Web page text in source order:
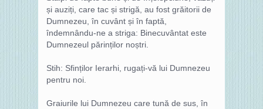
și auziți, care tac și strigă, au fost grăitorii de
Dumnezeu, în cuvânt și în faptă,
îndemnându-ne a striga: Binecuvântat este
Dumnezeul părinților noștri.
Stih: Sfinților Ierarhi, rugați-vă lui Dumnezeu
pentru noi.
Graiurile lui Dumnezeu care tună de sus, în